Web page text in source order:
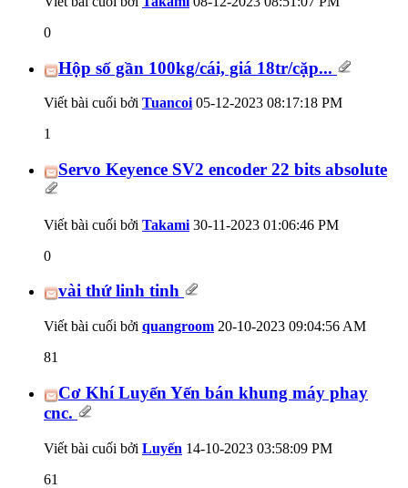
0
Hộp số gần 100kg/cái, giá 18tr/cặp...
Viết bài cuối bởi Tuancoi 05-12-2023 08:17:18 PM
1
Servo Keyence SV2 encoder 22 bits absolute
Viết bài cuối bởi Takami 30-11-2023 01:06:46 PM
0
vài thứ linh tinh
Viết bài cuối bởi quangroom 20-10-2023 09:04:56 AM
81
Cơ Khí Luyến Yến bán khung máy phay
cnc.
Viết bài cuối bởi Luyến 14-10-2023 03:58:09 PM
61